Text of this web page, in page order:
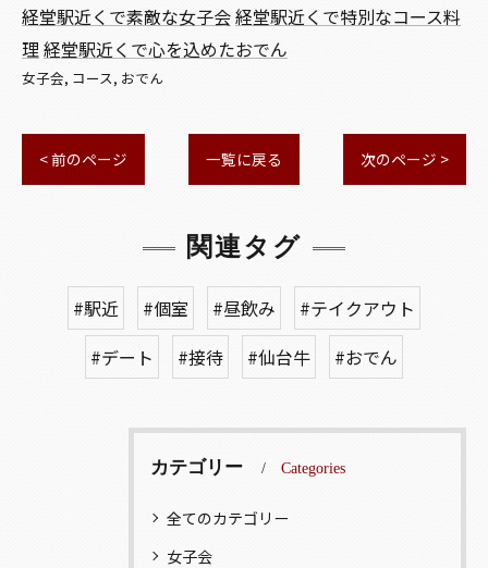
経堂駅近くで素敵な女子会経堂駅近くで特別なコース料
理経堂駅近くで心を込めたおでん
女子会 コース おでん
< 前のページ 一覧に戻る 次のページ >
関連タグ
#駅近 #個室 #昼飲み
#テイクアウト
#デート
#接待 #仙台牛 #おでん
カテゴリー Categories
全てのカテゴリー
女子会